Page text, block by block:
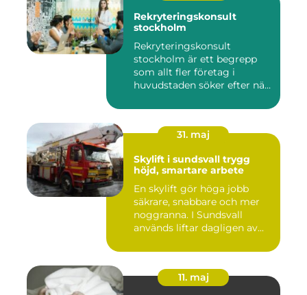
Rekryteringskonsult
stockholm
Rekryteringskonsult
stockholm är ett begrepp
som allt fler företag i
huvudstaden söker efter när
31. maj
Skylift i sundsvall trygg
höjd, smartare arbete
En skylift gör höga jobb
säkrare, snabbare och mer
noggranna. I Sundsvall
används liftar dagligen av...
11. maj